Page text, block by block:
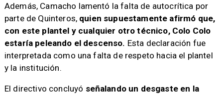
Además, Camacho lamentó la falta de autocrítica por
parte de Quinteros, quien supuestamente afirmó que,
con este plantel y cualquier otro técnico, Colo Colo
estaría peleando el descenso. Esta declaración fue
interpretada como una falta de respeto hacia el plantel
y la institución.
El directivo concluyó señalando un desgaste en la